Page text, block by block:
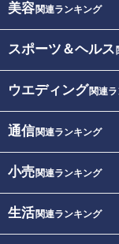
美容関連ランキング
スポーツ＆ヘルス
ウエディング関連
通信関連ランキング
小売関連ランキング
生活関連ランキング